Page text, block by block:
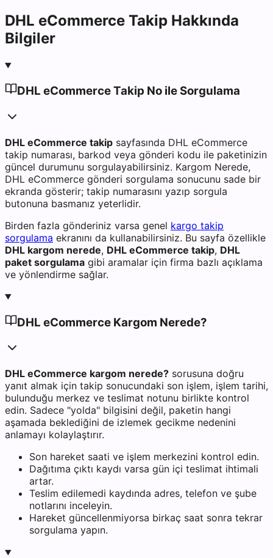
DHL eCommerce Takip Hakkında
Bilgiler
DHL eCommerce Takip No ile Sorgulama
DHL eCommerce takip sayfasında DHL eCommerce
takip numarası, barkod veya gönderi kodu ile paketinizin
güncel durumunu sorgulayabilirsiniz. Kargom Nerede,
DHL eCommerce gönderi sorgulama sonucunu sade bir
ekranda gösterir; takip numarasını yazıp sorgula
butonuna basmanız yeterlidir.
Birden fazla gönderiniz varsa genel kargo takip
sorgulama ekranını da kullanabilirsiniz. Bu sayfa özellikle
DHL kargom nerede, DHL eCommerce takip, DHL
paket sorgulama gibi aramalar için firma bazlı açıklama
ve yönlendirme sağlar.
DHL eCommerce Kargom Nerede?
DHL eCommerce kargom nerede? sorusuna doğru
yanıt almak için takip sonucundaki son işlem, işlem tarihi,
bulunduğu merkez ve teslimat notunu birlikte kontrol
edin. Sadece "yolda" bilgisini değil, paketin hangi
aşamada beklediğini de izlemek gecikme nedenini
anlamayı kolaylaştırır.
Son hareket saati ve işlem merkezini kontrol edin.
Dağıtıma çıktı kaydı varsa gün içi teslimat ihtimali
artar.
Teslim edilemedi kaydında adres, telefon ve şube
notlarını inceleyin.
Hareket güncellenmiyorsa birkaç saat sonra tekrar
sorgulama yapın.